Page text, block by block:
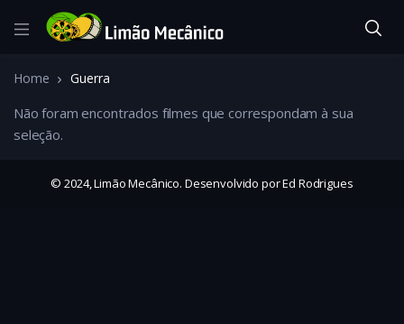
Home Guerra
Não foram encontrados filmes que correspondam à sua
seleção.
© 2024, Limão Mecânico. Desenvolvido por Ed Rodrigues